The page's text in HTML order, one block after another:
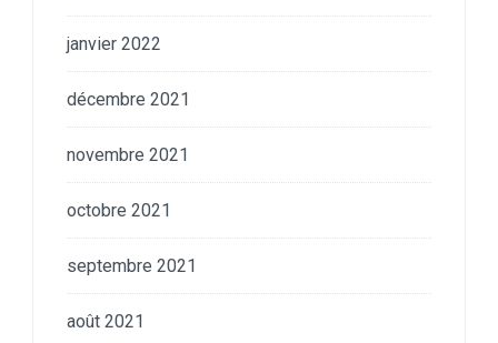
janvier 2022
décembre 2021
novembre 2021
octobre 2021
septembre 2021
août 2021